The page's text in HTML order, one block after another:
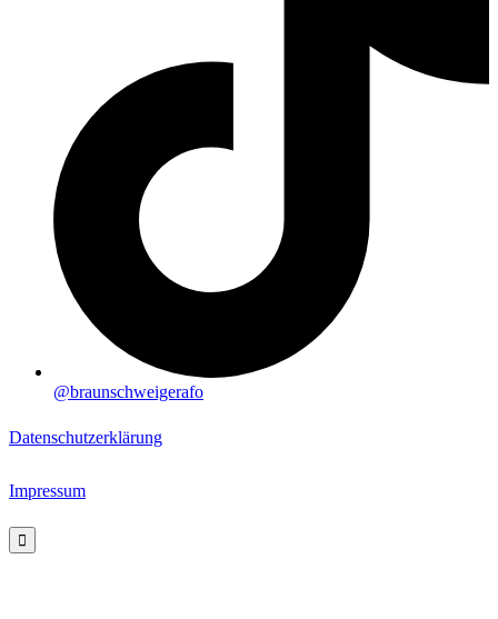
@braunschweigerafo
Datenschutzerklärung
Impressum